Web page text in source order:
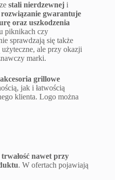
stali nierdzewnej i
gwarantuje
oraz uszkodzenia
piknikach czy
sprawdzają się także
ale przy okazji
marki.
grillowe
jak i łatwością
klienta. Logo można
nawet przy
. W ofertach pojawiają